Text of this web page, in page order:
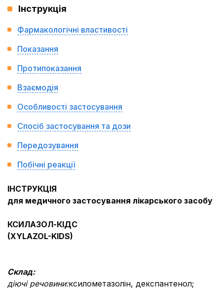
Інструкція
Фармакологічні властивості
Показання
Протипоказання
Взаємодія
Особливості застосування
Спосіб застосування та дози
Передозування
Побічні реакції
ІНСТРУКЦІЯ
для медичного застосування лікарського засобу
КСИЛАЗОЛ-КІДС
(XYLAZOL-KIDS)
Склад:
діючі речовини:ксилометазолін, декспантенол;